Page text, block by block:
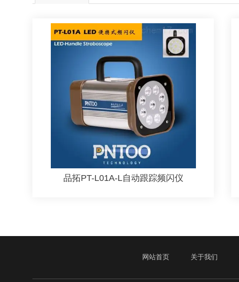
品拓PT-L01A-L自动跟踪频闪仪
网站首页 关于我们